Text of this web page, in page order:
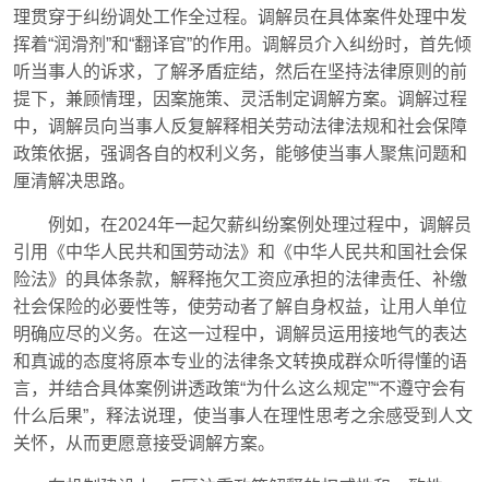
理贯穿于纠纷调处工作全过程。调解员在具体案件处理中发
挥着“润滑剂”和“翻译官”的作用。调解员介入纠纷时，首先倾
听当事人的诉求，了解矛盾症结，然后在坚持法律原则的前
提下，兼顾情理，因案施策、灵活制定调解方案。调解过程
中，调解员向当事人反复解释相关劳动法律法规和社会保障
政策依据，强调各自的权利义务，能够使当事人聚焦问题和
厘清解决思路。
例如，在2024年一起欠薪纠纷案例处理过程中，调解员
引用《中华人民共和国劳动法》和《中华人民共和国社会保
险法》的具体条款，解释拖欠工资应承担的法律责任、补缴
社会保险的必要性等，使劳动者了解自身权益，让用人单位
明确应尽的义务。在这一过程中，调解员运用接地气的表达
和真诚的态度将原本专业的法律条文转换成群众听得懂的语
言，并结合具体案例讲透政策“为什么这么规定”“不遵守会有
什么后果”，释法说理，使当事人在理性思考之余感受到人文
关怀，从而更愿意接受调解方案。